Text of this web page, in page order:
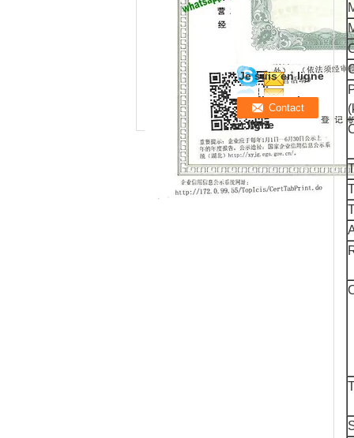
Je suis en ligne
une discussion
en ligne